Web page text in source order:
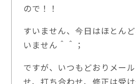
ので！！
すいません、今日はほとん
いません＾＾；
ですが、いつもどおりメー
せ、打ち合わせ、修正は受